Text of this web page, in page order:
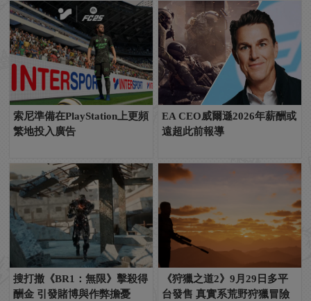
索尼準備在PlayStation上更頻
繁地投入廣告
EA CEO威爾遜2026年薪酬或
遠超此前報導
搜打撤《BR1：無限》擊殺得
酬金 引發賭博與作弊擔憂
《狩獵之道2》9月29日多平
台發售 真實系荒野狩獵冒險